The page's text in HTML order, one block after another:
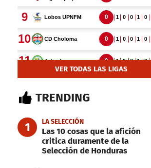
VER TODAS LAS LIGAS
TRENDING
1 LA SELECCIÓN
Las 10 cosas que la afición
critica duramente de la
Selección de Honduras